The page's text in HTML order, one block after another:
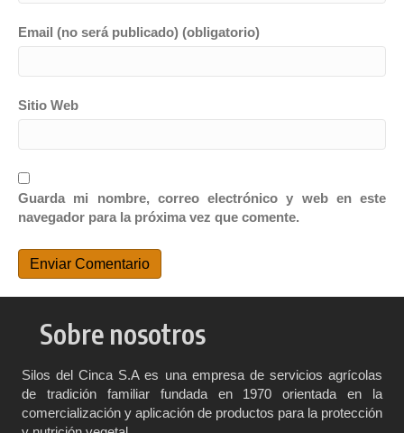
Email (no será publicado) (obligatorio)
Sitio Web
Guarda mi nombre, correo electrónico y web en este
navegador para la próxima vez que comente.
Sobre nosotros
Silos del Cinca S.A es una empresa de servicios agrícolas
de tradición familiar fundada en 1970 orientada en la
comercialización y aplicación de productos para la protección